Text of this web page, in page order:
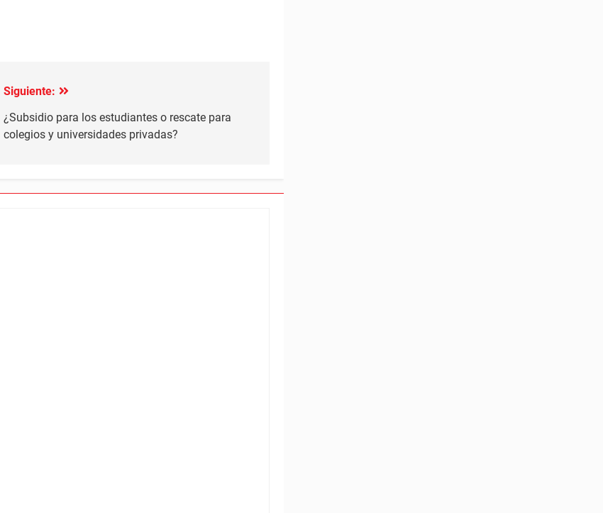
Siguiente:
¿Subsidio para los estudiantes o rescate para
colegios y universidades privadas?